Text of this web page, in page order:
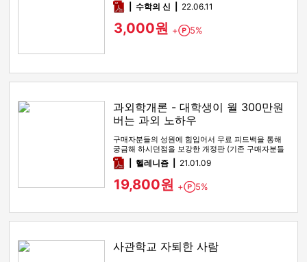
pdf수학의 신 22.06.11
3,000원 + Point
5%
과외학개론 - 대학생이 월 300만원
버는 과외 노하우
구매자분들의 성원에 힘입어서 무료 피드백을 통해
궁금해 하시던점을 보강한 개정판 (기존 구매자분들
은 연락이나 댓글 남겨주시…
pdf헬레니즘 21.01.09
19,800원 + Point
5%
사관학교 자퇴한 사람